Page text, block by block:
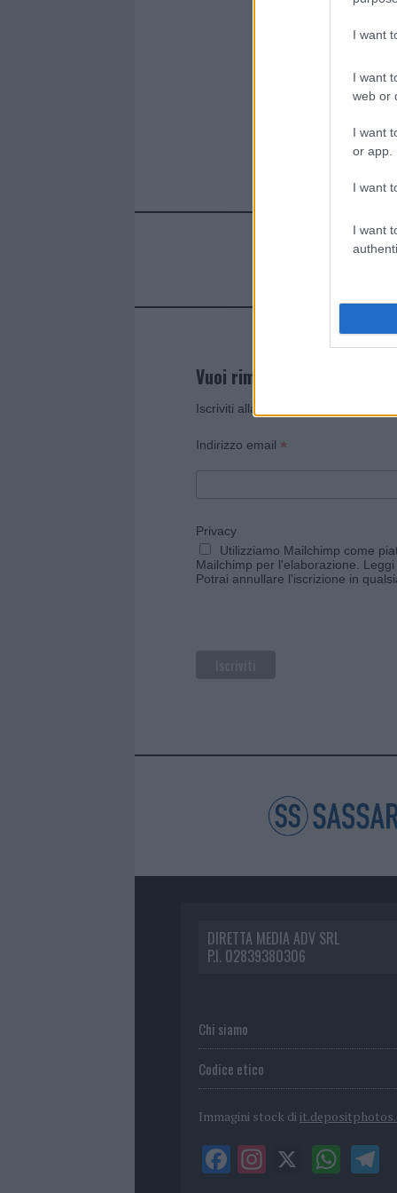
I want
I want
web or
I want
or app.
I want
I want
Vuoi rimanere sempre
Iscriviti alla newsletter di Gallura
Indirizzo email *
Privacy
Utilizziamo Mailchimp come
Mailchimp per l'elaborazione.
Potrai annullare l'iscrizione in
DIRETTA MEDIA ADV SRL
P.I. 02839380306
Chi siamo
Codice etico
Immagini stock di